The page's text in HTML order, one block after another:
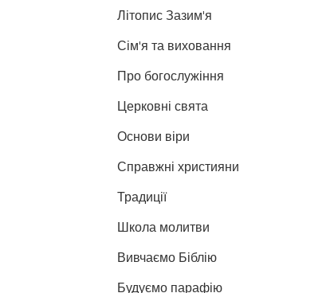
Літопис Зазим'я
Сім'я та виховання
Про богослужіння
Церковні свята
Основи віри
Справжні християни
Традиції
Школа молитви
Вивчаємо Біблію